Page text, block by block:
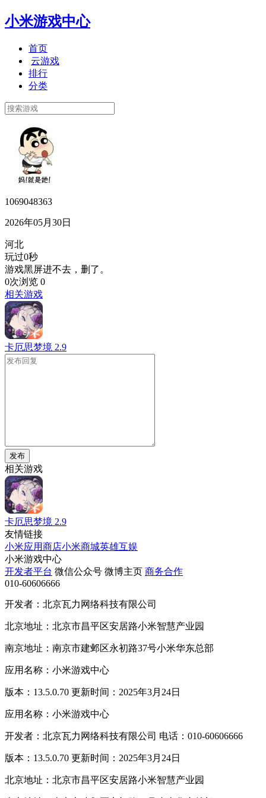
小米游戏中心
首页
云游戏
排行
分类
1069048363
2026年05月30日
河北
玩过0秒
游戏黑屏进不去，删了。
0次浏览 0
相关游戏
卡厄思梦境 2.9
发布
相关游戏
卡厄思梦境 2.9
友情链接
小米应用商店小米商城英雄互娱
小米游戏中心
开发者平台 微信公众号 微博主页 商务合作
010-60606666
开发者：北京瓦力网络科技有限公司
北京地址：北京市昌平区安居路小米智慧产业园
南京地址：南京市建邺区永初路37号小米华东总部
应用名称：小米游戏中心
版本：13.5.0.70 更新时间：2025年3月24日
应用名称：小米游戏中心
开发者：北京瓦力网络科技有限公司 电话：010-60606666
版本：13.5.0.70 更新时间：2025年3月24日
北京地址：北京市昌平区安居路小米智慧产业园